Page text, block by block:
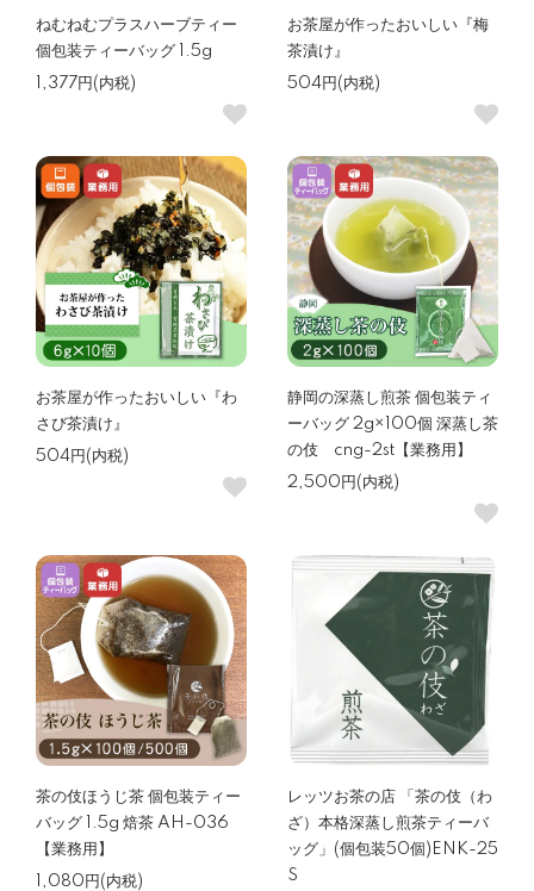
ねむねむプラスハーブティー
個包装ティーバッグ 1.5g
1,377円(内税)
お茶屋が作ったおいしい『梅
茶漬け』
504円(内税)
お茶屋が作ったおいしい『わ
さび茶漬け』
504円(内税)
静岡の深蒸し煎茶 個包装ティ
ーバッグ 2g×100個 深蒸し茶
の伎 cng-2st【業務用】
2,500円(内税)
茶の伎ほうじ茶 個包装ティー
バッグ 1.5g 焙茶 AH-036
【業務用】
1,080円(内税)
レッツお茶の店 「茶の伎（わ
ざ）本格深蒸し煎茶ティーバ
ッグ」(個包装50個)ENK-25
S